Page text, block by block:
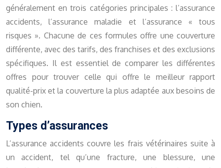
généralement en trois catégories principales : l’assurance
accidents, l’assurance maladie et l’assurance « tous
risques ». Chacune de ces formules offre une couverture
différente, avec des tarifs, des franchises et des exclusions
spécifiques. Il est essentiel de comparer les différentes
offres pour trouver celle qui offre le meilleur rapport
qualité-prix et la couverture la plus adaptée aux besoins de
son chien.
Types d’assurances
L’assurance accidents couvre les frais vétérinaires suite à
un accident, tel qu’une fracture, une blessure, une